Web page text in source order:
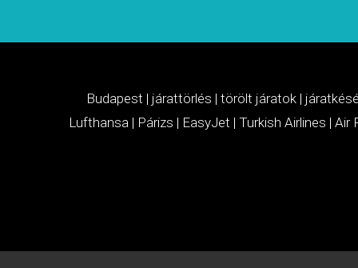
Budapest | járattörlés | törölt járatok |
Lufthansa | Párizs | EasyJet | Turkish Airlines | Air